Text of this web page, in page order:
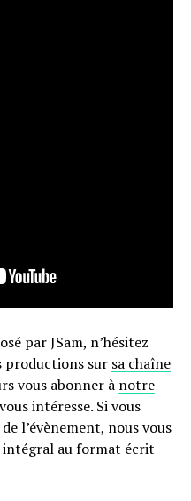
par JSam, n’hésitez
productions sur sa chaîne
vous abonner à notre
intéresse. Si vous
l’évènement, nous vous
intégral au format écrit